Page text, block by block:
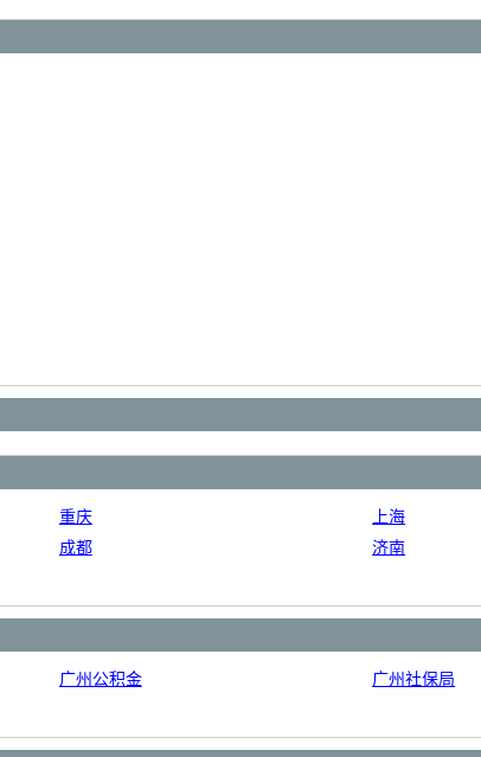
重庆 上海
成都 济南
广州公积金 广州社保局